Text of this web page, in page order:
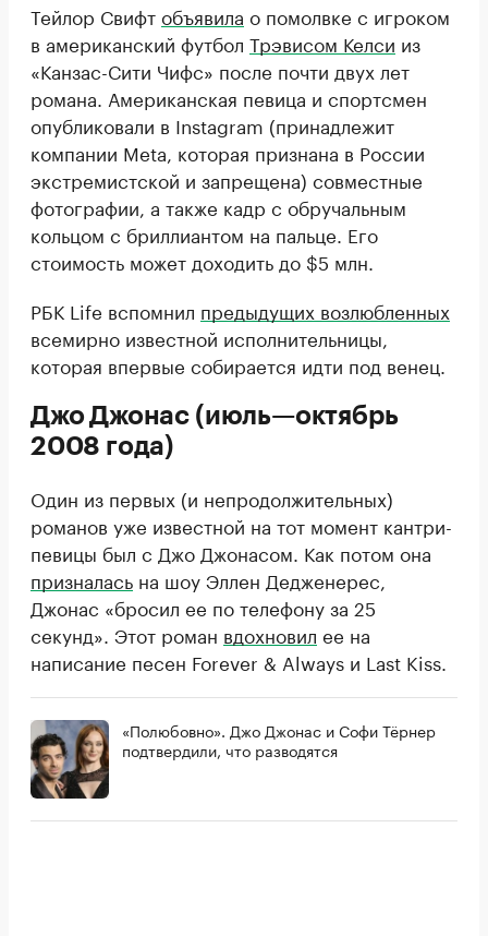
Тейлор Свифтобъявила о помолвке с игроком
в американский футбол Трэвисом Келси из
«Канзас-Сити Чифс» после почти двух лет
романа. Американская певица и спортсмен
опубликовали в Instagram (принадлежит
компании Meta, которая признана в России
экстремистской и запрещена) совместные
фотографии, а также кадр с обручальным
кольцом с бриллиантом на пальце. Его
стоимость может доходить до $5 млн.
РБК Life вспомнил предыдущих возлюбленных
всемирно известной исполнительницы,
которая впервые собирается идти под венец.
Джо Джонас (июль—октябрь
2008 года)
Один из первых (и непродолжительных)
романов уже известной на тот момент кантри-
певицы был с Джо Джонасом. Как потом она
призналась на шоу Эллен Дедженерес,
Джонас «бросил ее по телефону за 25
секунд». Этот роман вдохновил ее на
написание песен Forever & Always и Last Kiss.
«Полюбовно». Джо Джонас и Софи Тёрнер
подтвердили, что разводятся